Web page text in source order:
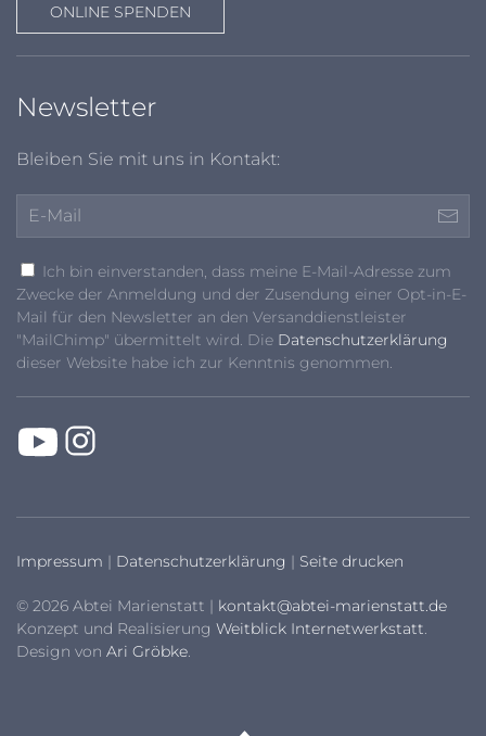
ONLINE SPENDEN
Newsletter
Bleiben Sie mit uns in Kontakt:
Ich bin einverstanden, dass meine E-Mail-Adresse zum
Zwecke der Anmeldung und der Zusendung einer Opt-in-E-
Mail für den Newsletter an den Versanddienstleister
"MailChimp" übermittelt wird. Die Datenschutzerklärung
dieser Website habe ich zur Kenntnis genommen.
Impressum | Datenschutzerklärung | Seite drucken
© 2026 Abtei Marienstatt | kontakt@abtei-marienstatt.de
Konzept und Realisierung Weitblick Internetwerkstatt.
Design von Ari Gröbke.